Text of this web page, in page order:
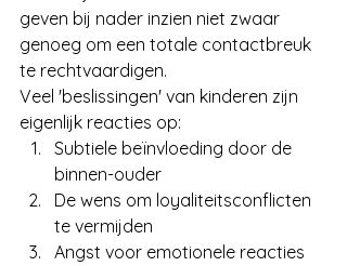
geven bij nader inzien niet zwaar
genoeg om een totale contactbreuk
te rechtvaardigen.
Veel 'beslissingen' van kinderen zijn
eigenlijk reacties op:
Subtiele beïnvloeding door de
binnen-ouder
De wens om loyaliteitsconflicten
te vermijden
Angst voor emotionele reacties